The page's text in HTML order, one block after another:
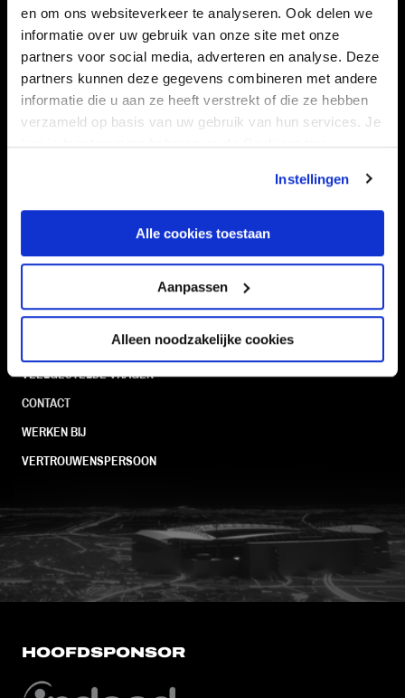
en om ons websiteverkeer te analyseren. Ook delen we
informatie over uw gebruik van onze site met onze
partners voor social media, adverteren en analyse. Deze
partners kunnen deze gegevens combineren met andere
informatie die u aan ze heeft verstrekt of die ze hebben
verzameld op basis van uw gebruik van hun services. Je
kan je toestemming beheren op de Cookiepagina.
Instellingen
Alle cookies toestaan
Aanpassen
Alleen noodzakelijke cookies
Volg ons ook via
Navigeer naar
KAARTVERKOOP
VEELGESTELDE VRAGEN
CONTACT
WERKEN BIJ
VERTROUWENSPERSOON
FC Utrecht<br>vanuit<br>het
HOOFDSPONSOR